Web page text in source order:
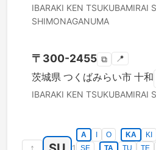
IBARAKI KEN TSUKUBAMIRAI
SHIMONAGANUMA
〒 300-2455 ⧉ 📍
茨城県 つくばみらい市 十和
IBARAKI KEN TSUKUBAMIRAI
↑ 1
A O KA KI
SE
TA TU TE